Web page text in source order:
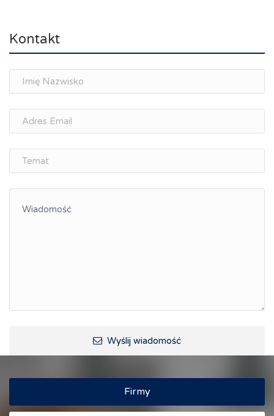
Spotkania branżowe
osobisty
Memorandum Gospodarcze PL-CZ
Śląskie Porozumienie Gospodarcze
ŚLĄSK.ONLINE
Integracja
Kontakt
Wyślij wiadomość
Firmy